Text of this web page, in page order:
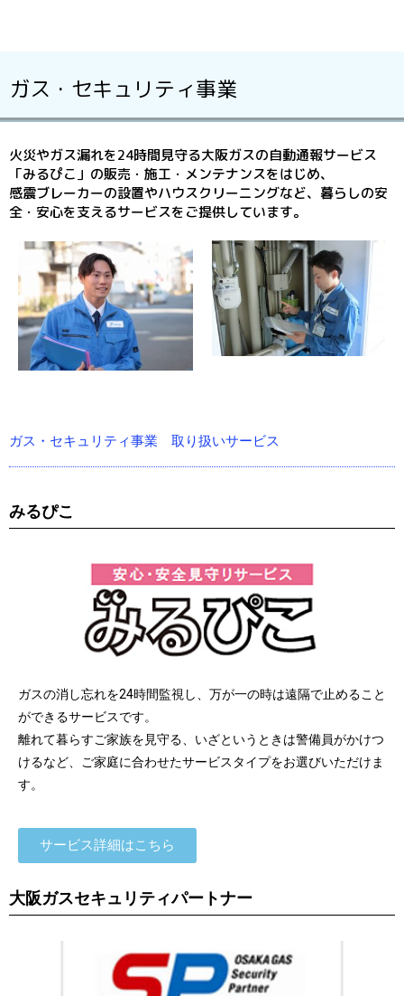
ガス・セキュリティ事業
火災やガス漏れを24時間見守る大阪ガスの自動通報サービス
「みるぴこ」の販売・施工・メンテナンスをはじめ、
感震ブレーカーの設置やハウスクリーニングなど、暮らしの安
全・安心を支えるサービスをご提供しています。
ガス・セキュリティ事業 取り扱いサービス
みるぴこ
ガスの消し忘れを24時間監視し、万が一の時は遠隔で止めること
ができるサービスです。
離れて暮らすご家族を見守る、いざというときは警備員がかけつ
けるなど、ご家庭に合わせたサービスタイプをお選びいただけま
す。
サービス詳細はこちら
大阪ガスセキュリティパートナー